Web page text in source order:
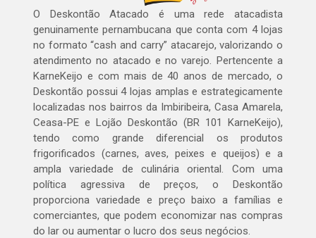
O Deskontão Atacado é uma rede atacadista
genuinamente pernambucana que conta com 4 lojas
no formato “cash and carry” atacarejo, valorizando o
atendimento no atacado e no varejo. Pertencente a
KarneKeijo e com mais de 40 anos de mercado, o
Deskontão possui 4 lojas amplas e estrategicamente
localizadas nos bairros da Imbiribeira, Casa Amarela,
Ceasa-PE e Lojão Deskontão (BR 101 KarneKeijo),
tendo como grande diferencial os produtos
frigorificados (carnes, aves, peixes e queijos) e a
ampla variedade de culinária oriental. Com uma
política agressiva de preços, o Deskontão
proporciona variedade e preço baixo a famílias e
comerciantes, que podem economizar nas compras
do lar ou aumentar o lucro dos seus negócios.